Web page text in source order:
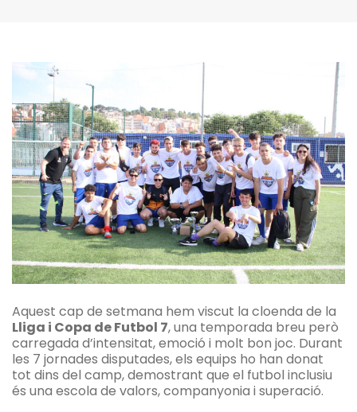
Aquest cap de setmana hem viscut la cloenda de la
Lliga i Copa de Futbol 7, una temporada breu però
carregada d’intensitat, emoció i molt bon joc. Durant
les 7 jornades disputades, els equips ho han donat
tot dins del camp, demostrant que el futbol inclusiu
és una escola de valors, companyonia i superació.